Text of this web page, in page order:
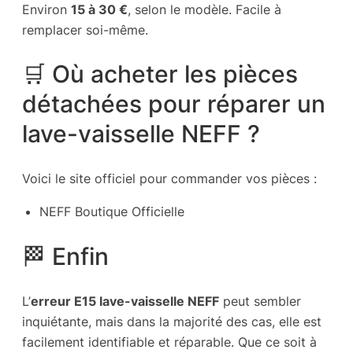
Environ 15 à 30 €, selon le modèle. Facile à
remplacer soi-même.
🛒 Où acheter les pièces
détachées pour réparer un
lave-vaisselle NEFF ?
Voici le site officiel pour commander vos pièces :
NEFF Boutique Officielle
🏁 Enfin
L’erreur E15 lave-vaisselle NEFF peut sembler
inquiétante, mais dans la majorité des cas, elle est
facilement identifiable et réparable. Que ce soit à